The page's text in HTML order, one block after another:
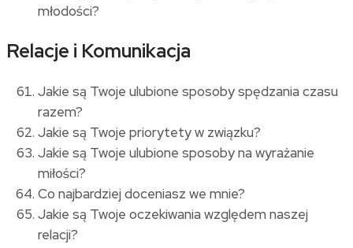
młodości?
Relacje i Komunikacja
Jakie są Twoje ulubione sposoby spędzania czasu
razem?
Jakie są Twoje priorytety w związku?
Jakie są Twoje ulubione sposoby na wyrażanie
miłości?
Co najbardziej doceniasz we mnie?
Jakie są Twoje oczekiwania względem naszej
relacji?